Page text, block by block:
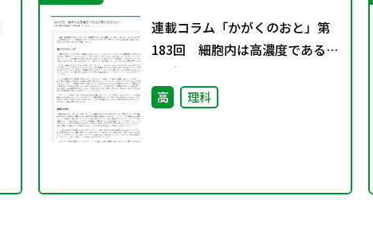
連載コラム「かがくのおと」第
183回 細胞内は高濃度である必
要があるのか？
高 理科